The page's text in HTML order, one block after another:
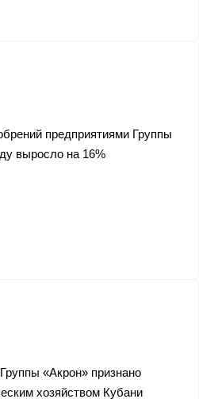
предприятиями Группы
выросло на 16%
«Акрон» признано
хозяйством Кубани